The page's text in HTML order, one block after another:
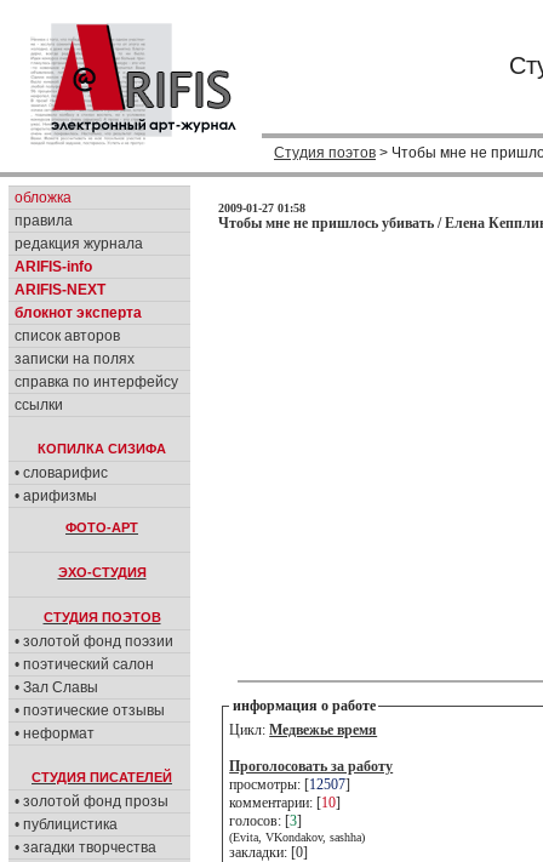
Студия поэтов > Чтобы мне не
обложка
правила
редакция журнала
ARIFIS-info
ARIFIS-NEXT
блокнот эксперта
список авторов
записки на полях
справка по интерфейсу
ссылки
КОПИЛКА СИЗИФА
• словарифис
• арифизмы
ФОТО-АРТ
ЭХО-СТУДИЯ
СТУДИЯ ПОЭТОВ
• золотой фонд поэзии
• поэтический салон
• Зал Славы
• поэтические отзывы
• неформат
СТУДИЯ ПИСАТЕЛЕЙ
• золотой фонд прозы
• публицистика
• загадки творчества
2009-01-27 01:58
Чтобы мне не пришлось убивать / Елена
информация о работе
Цикл:Медвежье время
Проголосовать за работу
просмотры: [12507]
комментарии: [10]
голосов: [3]
(Evita, VKondakov, sashha)
закладки: [0]